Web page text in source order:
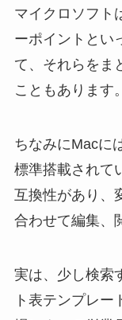
マイクロソフト
ーポイントとい
て、それらをま
こともあります。
ちなみにMacに
標準搭載されて
互換性があり、
合わせて編集、
実は、少し検索
ト表テンプレ